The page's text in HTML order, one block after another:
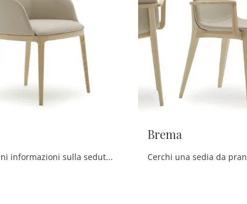
Clicca e ottieni informazioni sulla seduta Anversa di Devina Nais in tessuto: le più esclusive Sedie fisse moderne ti aspettano.
Brema